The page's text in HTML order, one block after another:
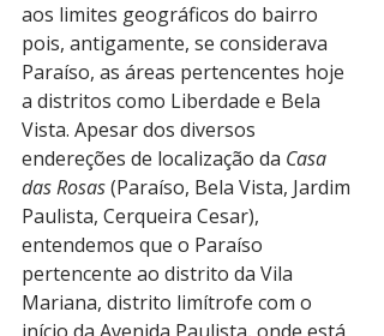
aos limites geográficos do bairro
pois, antigamente, se considerava
Paraíso, as áreas pertencentes hoje
a distritos como Liberdade e Bela
Vista. Apesar dos diversos
endereções de localização da Casa
das Rosas (Paraíso, Bela Vista, Jardim
Paulista, Cerqueira Cesar),
entendemos que o Paraíso
pertencente ao distrito da Vila
Mariana, distrito limítrofe com o